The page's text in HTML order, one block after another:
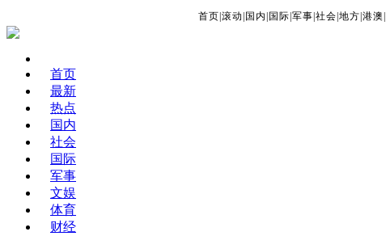
首页 滚动 国内 国际 军事 社会 地方 港澳
首页
最新
热点
国内
社会
国际
军事
文娱
体育
财经